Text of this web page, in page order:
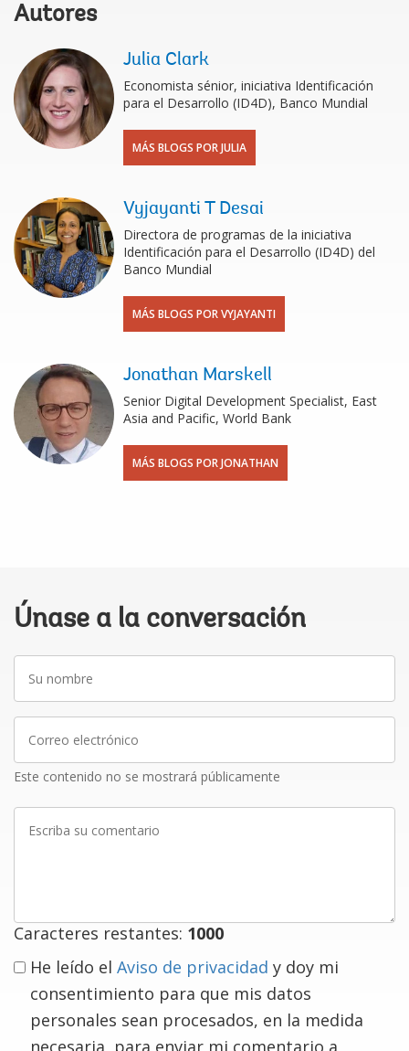
Autores
Julia Clark
Economista sénior, iniciativa Identificación
para el Desarrollo (ID4D), Banco Mundial
MÁS BLOGS POR JULIA
Vyjayanti T Desai
Directora de programas de la iniciativa
Identificación para el Desarrollo (ID4D) del
Banco Mundial
MÁS BLOGS POR VYJAYANTI
Jonathan Marskell
Senior Digital Development Specialist, East
Asia and Pacific, World Bank
MÁS BLOGS POR JONATHAN
Únase a la conversación
Su
nombre
Correo
electrónico
Este contenido no se mostrará públicamente
Escriba
Caracteres restantes: 1000
He leído el Aviso de privacidad y doy mi
consentimiento para que mis datos
personales sean procesados, en la medida
necesaria, para enviar mi comentario a